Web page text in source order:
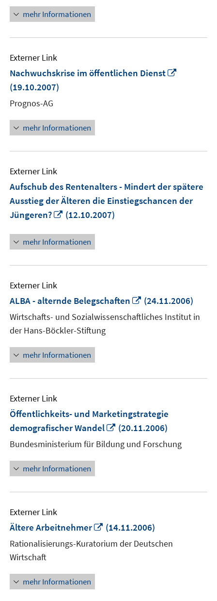
öffnen
mehr Informationen
Externer Link
Nachwuchskrise im öffentlichen Dienst
(19.10.2007)
Prognos-AG
mehr Informationen
Externer Link
Aufschub des Rentenalters - Mindert der spätere
Ausstieg der Älteren die Einstiegschancen der
Jüngeren?
In
Fenster
öffnen
(12.10.2007)
mehr Informationen
Externer Link
ALBA - alternde Belegschaften
In
neuem
Fenster
(24.11.2006)
Wirtschafts- und Sozialwissenschaftliches Institut in
der Hans-Böckler-Stiftung
mehr Informationen
Externer Link
Öffentlichkeits- und Marketingstrategie
demografischer Wandel
In
neuem
Fenster
(20.11.2006)
Bundesministerium für Bildung und Forschung
mehr Informationen
Externer Link
Ältere Arbeitnehmer
In
neuem
Fenster
(14.11.2006)
Rationalisierungs-Kuratorium der Deutschen
Wirtschaft
mehr Informationen